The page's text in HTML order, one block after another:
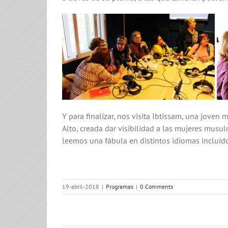
Y para finalizar, nos visita Ibtissam, una joven
Alto, creada dar visibilidad a las mujeres
leemos una fábula en distintos idiomas
19-abril-2018 | Programas | 0 Comments